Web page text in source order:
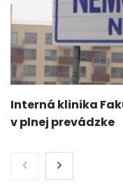
Interná klinika
v plnej prevádzke